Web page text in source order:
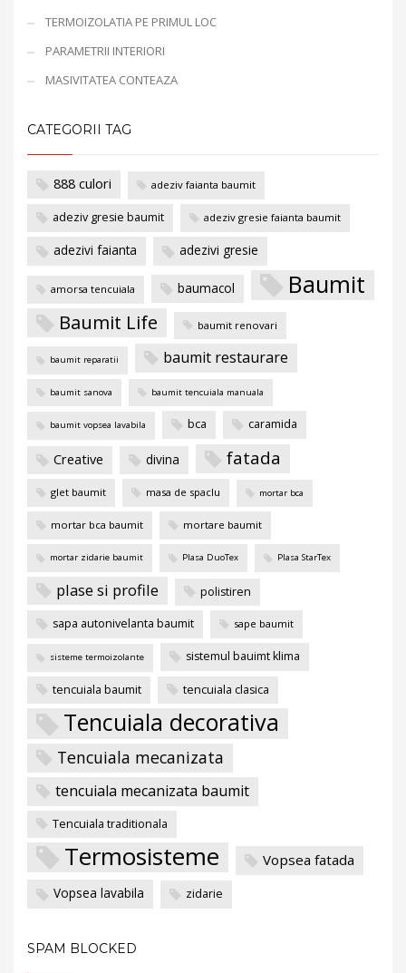
TERMOIZOLATIA PE PRIMUL LOC
PARAMETRII INTERIORI
MASIVITATEA CONTEAZA
CATEGORII TAG
888 culori adeziv faianta baumit
adeziv gresie baumit adeziv gresie faianta baumit
adezivi faianta adezivi gresie
amorsa tencuiala baumacol Baumit
Baumit Life baumit renovari
baumit reparatii baumit restaurare
baumit sanova baumit tencuiala manuala
baumit vopsea lavabila bca caramida
Creative divina fatada
glet baumit masa de spaclu mortar bca
mortar bca baumit mortare baumit
mortar zidarie baumit Plasa DuoTex Plasa StarTex
plase si profile polistiren
sapa autonivelanta baumit sape baumit
sisteme termoizolante sistemul bauimt klima
tencuiala baumit tencuiala clasica
Tencuiala decorativa
Tencuiala mecanizata
tencuiala mecanizata baumit
Tencuiala traditionala
Termosisteme Vopsea fatada
Vopsea lavabila zidarie
SPAM BLOCKED